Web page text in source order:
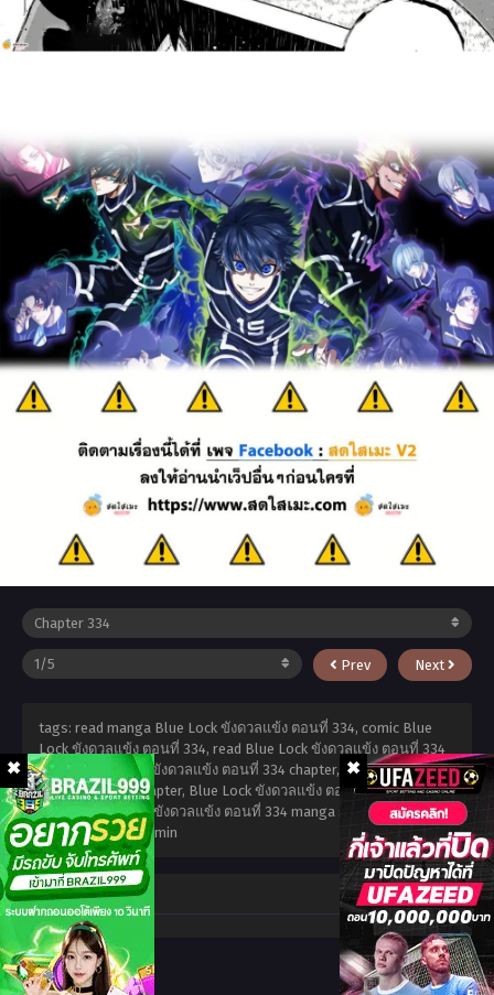
Prev Next
tags: read manga Blue Lock ขังดวลแข้ง ตอนที่ 334, comic Blue
Lock ขังดวลแข้ง ตอนที่ 334, read Blue Lock ขังดวลแข้ง ตอนที่ 334
online, Blue Lock ขังดวลแข้ง ตอนที่ 334 chapter, Blue Lock ขังดวล
แข้ง ตอนที่ 334 chapter, Blue Lock ขังดวลแข้ง ตอนที่ 334 high
quality, Blue Lock ขังดวลแข้ง ตอนที่ 334 manga scan, กุมภาพันธ์
15, 2026,admin admin
Comment